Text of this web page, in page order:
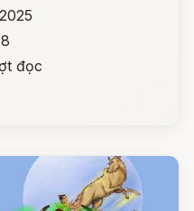
đọc